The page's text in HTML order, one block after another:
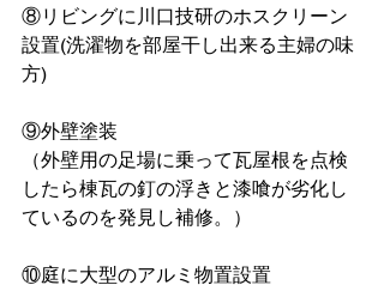
⑧リビングに川口技研のホスクリーン
設置(洗濯物を部屋干し出来る主婦の味
方)
⑨外壁塗装
（外壁用の足場に乗って瓦屋根を点検
したら棟瓦の釘の浮きと漆喰が劣化し
ているのを発見し補修。）
⑩庭に大型のアルミ物置設置